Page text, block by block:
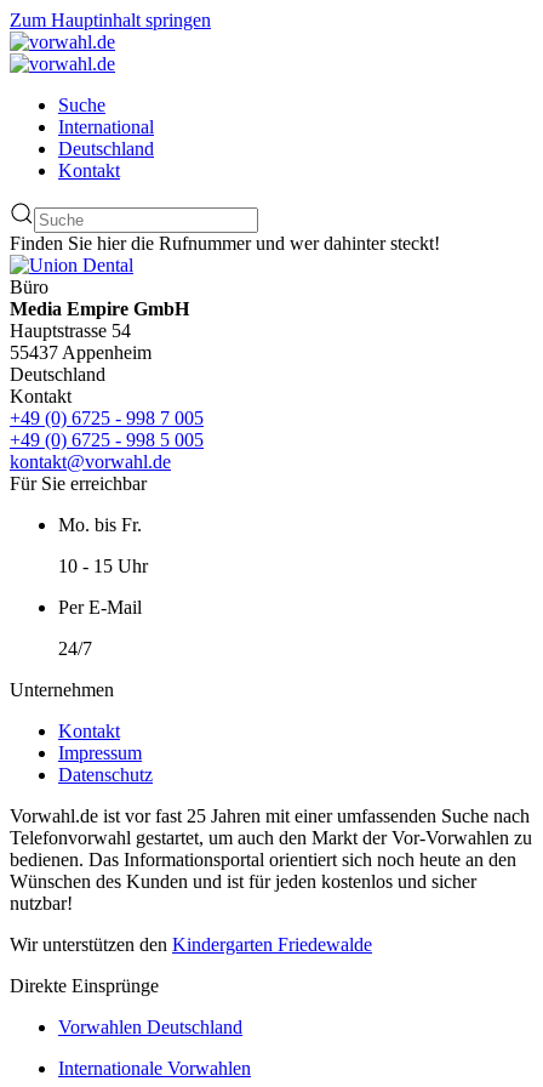
Zum Hauptinhalt springen
Suche
International
Deutschland
Kontakt
Finden Sie hier die Rufnummer und wer dahinter steckt!
Büro
Media Empire GmbH
Hauptstrasse 54
55437 Appenheim
Deutschland
Kontakt
+49 (0) 6725 - 998 7 005
+49 (0) 6725 - 998 5 005
kontakt@vorwahl.de
Für Sie erreichbar
Mo. bis Fr.
10 - 15 Uhr
Per E-Mail
24/7
Unternehmen
Kontakt
Impressum
Datenschutz
Vorwahl.de ist vor fast 25 Jahren mit einer umfassenden Suche nach
Telefonvorwahl gestartet, um auch den Markt der Vor-Vorwahlen zu
bedienen. Das Informationsportal orientiert sich noch heute an den
Wünschen des Kunden und ist für jeden kostenlos und sicher
nutzbar!
Wir unterstützen den Kindergarten Friedewalde
Direkte Einsprünge
Vorwahlen Deutschland
Internationale Vorwahlen